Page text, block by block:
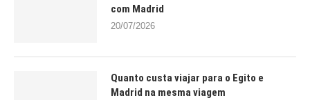
com Madrid
20/07/2026
Quanto custa viajar para o Egito e
Madrid na mesma viagem